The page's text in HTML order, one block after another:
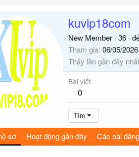
kuvip18com
New Member · 36 ·
Tham gia 06/05/2026
Thấy lần gần đây nhất
Bài viết
0
Tìm
sơ Hoạt động gần đây Các bài đăng